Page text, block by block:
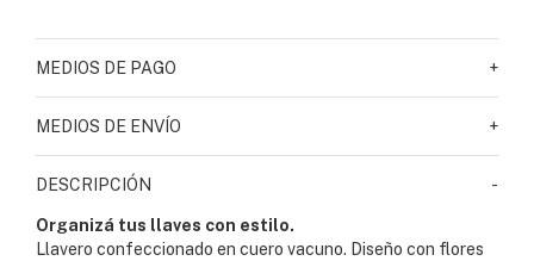
MEDIOS DE PAGO +
MEDIOS DE ENVÍO +
DESCRIPCIÓN -
Organizá tus llaves con estilo.
Llavero confeccionado en cuero vacuno. Diseño con flores